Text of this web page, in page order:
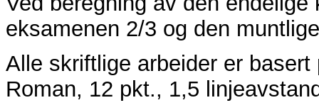
eksamenen 2/3 og den
Alle skriftlige arbeider er
Roman, 12 pkt., 1,5